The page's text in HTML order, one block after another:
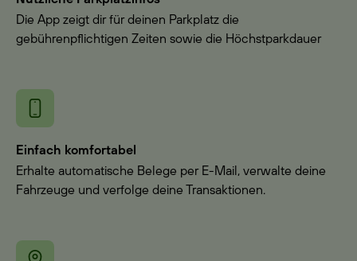
Die App zeigt dir für deinen Parkplatz die
gebührenpflichtigen Zeiten sowie die Höchstparkdauer
Einfach komfortabel
Erhalte automatische Belege per E-Mail, verwalte deine
Fahrzeuge und verfolge deine Transaktionen.